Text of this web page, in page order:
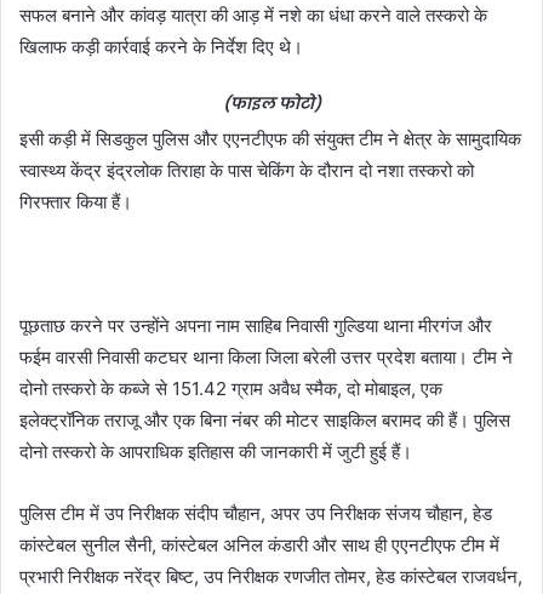
सफल बनाने और कांवड़ यात्रा की आड़ में नशे का धंधा करने वाले तस्करो के
खिलाफ कड़ी कार्रवाई करने के निर्देश दिए थे।
(फाइल फोटो)
इसी कड़ी में सिडकुल पुलिस और एएनटीएफ की संयुक्त टीम ने क्षेत्र के सामुदायिक
स्वास्थ्य केंद्र इंद्रलोक तिराहा के पास चेकिंग के दौरान दो नशा तस्करो को
गिरफ्तार किया हैं।
पूछताछ करने पर उन्होंने अपना नाम साहिब निवासी गुल्डिया थाना मीरगंज और
फईम वारसी निवासी कटघर थाना किला जिला बरेली उत्तर प्रदेश बताया। टीम ने
दोनो तस्करो के कब्जे से 151.42 ग्राम अवैध स्मैक, दो मोबाइल, एक
इलेक्ट्रॉनिक तराजू और एक बिना नंबर की मोटर साइकिल बरामद की हैं। पुलिस
दोनो तस्करो के आपराधिक इतिहास की जानकारी में जुटी हुई हैं।
पुलिस टीम में उप निरीक्षक संदीप चौहान, अपर उप निरीक्षक संजय चौहान, हेड
कांस्टेबल सुनील सैनी, कांस्टेबल अनिल कंडारी और साथ ही एएनटीएफ टीम में
प्रभारी निरीक्षक नरेंद्र बिष्ट, उप निरीक्षक रणजीत तोमर, हेड कांस्टेबल राजवर्धन,